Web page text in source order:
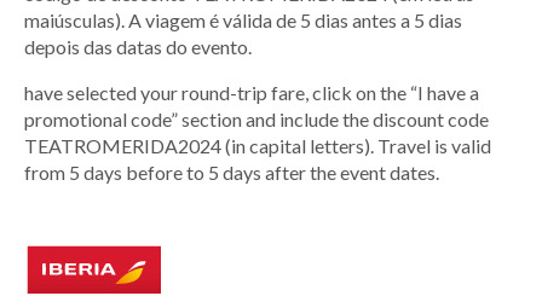
maiúsculas). A viagem é válida de 5 dias antes a 5 dias
depois das datas do evento.
have selected your round-trip fare, click on the “I have a
promotional code” section and include the discount code
TEATROMERIDA2024 (in capital letters). Travel is valid
from 5 days before to 5 days after the event dates.